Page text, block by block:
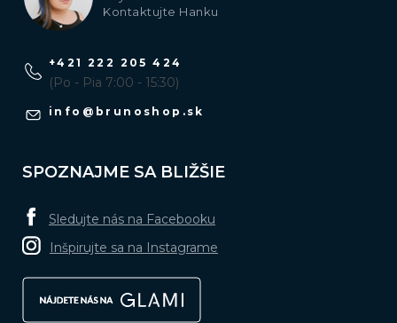
Kontaktujte Hanku
info @ brunoshop.sk
+421 222 205 424
(Po - Pia 7:00 - 15:30)
SPOZNAJME SA BLIŽŠIE
Sledujte nás na Facebooku
Inšpirujte sa na Instagrame